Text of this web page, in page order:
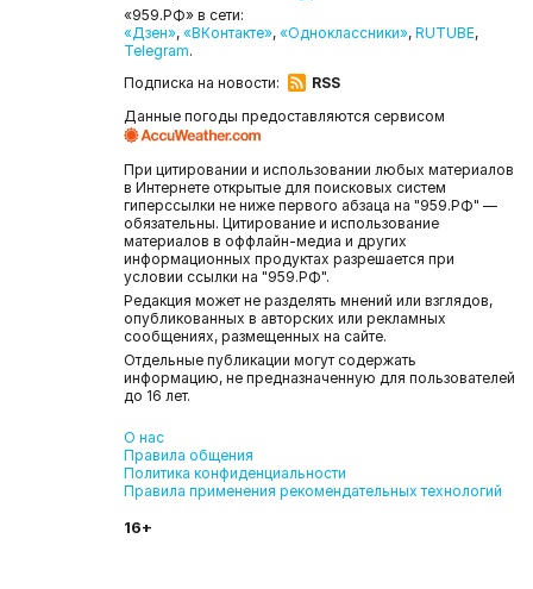
«959.РФ» в сети:
«Дзен», «ВКонтакте», «Одноклассники», RUTUBE,
Telegram.
Подписка на новости:
RSS
Данные погоды предоставляются сервисом
При цитировании и использовании любых материалов
в Интернете открытые для поисковых систем
гиперссылки не ниже первого абзаца на "959.РФ" —
обязательны. Цитирование и использование
материалов в оффлайн-медиа и других
информационных продуктах разрешается при
условии ссылки на "959.РФ".
Редакция может не разделять мнений или взглядов,
опубликованных в авторских или рекламных
сообщениях, размещенных на сайте.
Отдельные публикации могут содержать
информацию, не предназначенную для пользователей
до 16 лет.
О нас
Правила общения
Политика конфиденциальности
Правила применения рекомендательных технологий
16+